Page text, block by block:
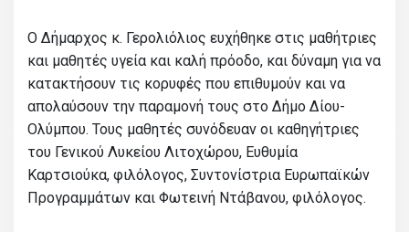
Ο Δήμαρχος κ. Γερολιόλιος ευχήθηκε στις μαθήτριες
και μαθητές υγεία και καλή πρόοδο, και δύναμη για να
κατακτήσουν τις κορυφές που επιθυμούν και να
απολαύσουν την παραμονή τους στο Δήμο Δίου-
Ολύμπου. Τους μαθητές συνόδευαν οι καθηγήτριες
του Γενικού Λυκείου Λιτοχώρου, Ευθυμία
Καρτσιούκα, φιλόλογος, Συντονίστρια Ευρωπαϊκών
Προγραμμάτων και Φωτεινή Ντάβανου, φιλόλογος.